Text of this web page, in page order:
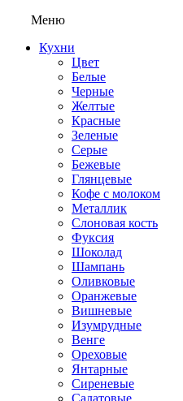
Меню
Кухни
Цвет
Белые
Черные
Желтые
Красные
Зеленые
Серые
Бежевые
Глянцевые
Кофе с молоком
Металлик
Слоновая кость
Фуксия
Шоколад
Шампань
Оливковые
Оранжевые
Вишневые
Изумрудные
Венге
Ореховые
Янтарные
Сиреневые
Салатовые